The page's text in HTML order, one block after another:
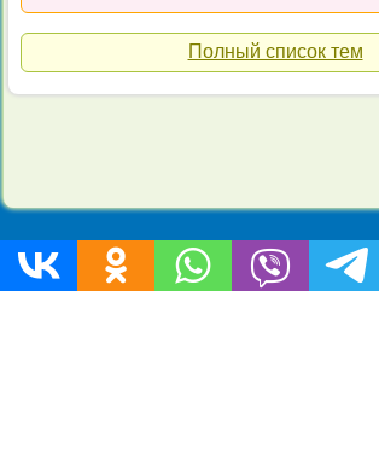
Полный список тем
Топ 200 Все фильмы Советские Российские